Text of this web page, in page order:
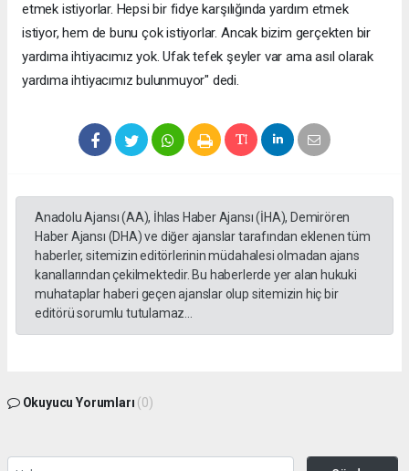
etmek istiyorlar. Hepsi bir fidye karşılığında yardım etmek
istiyor, hem de bunu çok istiyorlar. Ancak bizim gerçekten bir
yardıma ihtiyacımız yok. Ufak tefek şeyler var ama asıl olarak
yardıma ihtiyacımız bulunmuyor" dedi.
Anadolu Ajansı (AA), İhlas Haber Ajansı (İHA), Demirören
Haber Ajansı (DHA) ve diğer ajanslar tarafından eklenen tüm
haberler, sitemizin editörlerinin müdahalesi olmadan ajans
kanallarından çekilmektedir. Bu haberlerde yer alan hukuki
muhataplar haberi geçen ajanslar olup sitemizin hiç bir
editörü sorumlu tutulamaz...
Okuyucu Yorumları (0)